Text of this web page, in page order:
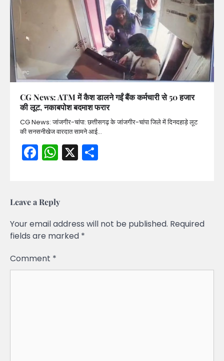
CG News: ATM में कैश डालने गईं बैंक कर्मचारी से 50 हजार
की लूट, नकाबपोश बदमाश फरार
CG News: जांजगीर-चांपा: छत्तीसगढ़ के जांजगीर-चांपा जिले में दिनदहाड़े लूट
की सनसनीखेज वारदात सामने आई…
Facebook
WhatsApp
X
Leave a Reply
Your email address will not be published. Required
fields are marked *
Comment *